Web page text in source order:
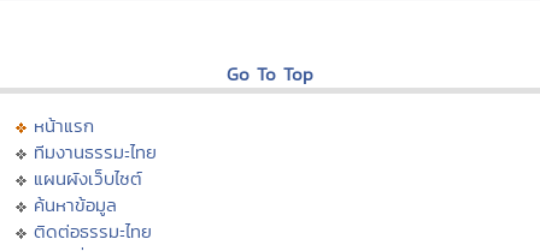
Go To Top
หน้าแรก
ทีมงานธรรมะไทย
แผนผังเว็บไซต์
ค้นหาข้อมูล
ติดต่อธรรมะไทย